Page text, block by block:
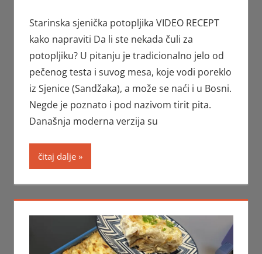
Starinska sjenička potopljika VIDEO RECEPT
kako napraviti Da li ste nekada čuli za
potopljiku? U pitanju je tradicionalno jelo od
pečenog testa i suvog mesa, koje vodi poreklo
iz Sjenice (Sandžaka), a može se naći i u Bosni.
Negde je poznato i pod nazivom tirit pita.
Današnja moderna verzija su
čitaj dalje